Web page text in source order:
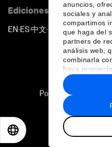
anuncios,
sociales y
compartimos
que haga del
partners de
análisis web,
combinarla
haya
recopilado a
hecho de sus
Issue Briefing: South
India and the World
The Transformation of
Issue Briefing:
Welcoming Remarks and
Ediciones en otros
EN ▪ES▪中文▪ 日本語
Política de
2026 Foro